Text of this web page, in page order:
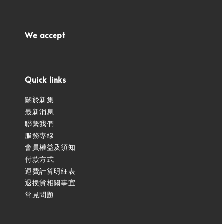
We accept
Quick links
關於新集
最新消息
聯繫我們
服務專線
會員權益及須知
付款方式
運費計算明細表
退換貨相關事宜
常見問題